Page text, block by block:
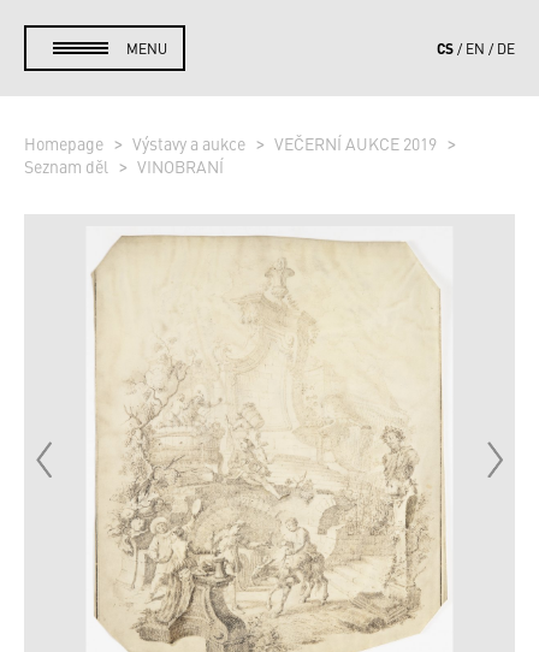
MENU CS EN DE
Homepage Výstavy a aukce
VEČERNÍ AUKCE 2019
Seznam děl
VINOBRANÍ